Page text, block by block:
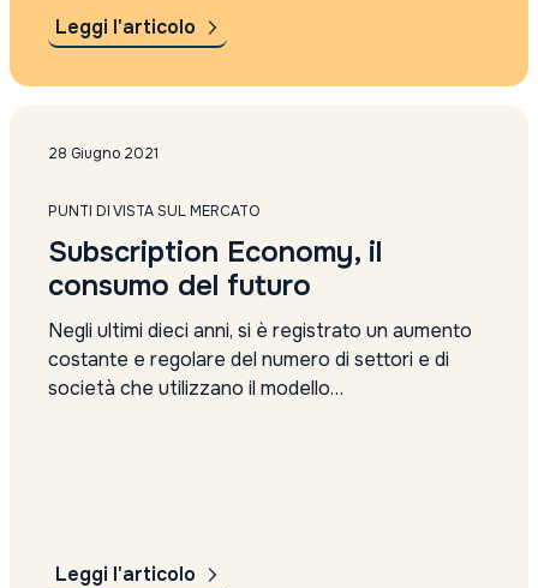
Leggi l'articolo
28 Giugno 2021
PUNTI DI VISTA SUL MERCATO
Subscription Economy, il
consumo del futuro
Negli ultimi dieci anni, si è registrato un aumento
costante e regolare del numero di settori e di
società che utilizzano il modello
Leggi l'articolo